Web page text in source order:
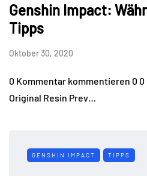
Genshin Impact:
Tipps
Oktober 30, 2020
0 Kommentar kommentieren 0
Original Resin Prev…
GENSHIN IMPACT TIPPS